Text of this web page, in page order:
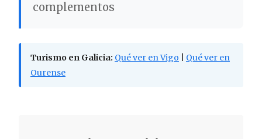
complementos
Turismo en Galicia: Qué ver en Vigo
Qué ver en
Ourense